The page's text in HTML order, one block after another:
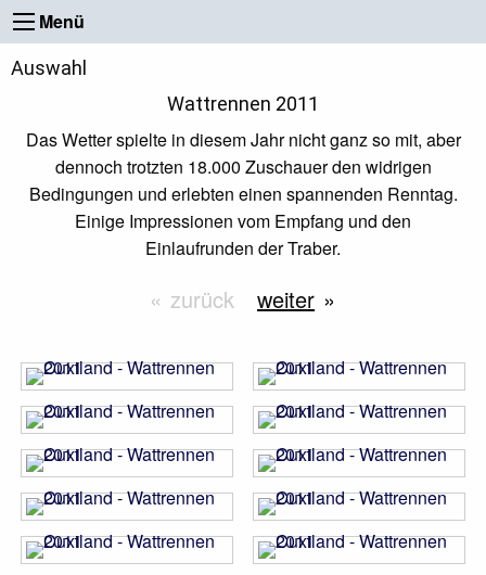
Menü
Auswahl
Wattrennen 2011
Das Wetter spielte in diesem Jahr nicht ganz so mit, aber
dennoch trotzten 18.000 Zuschauer den widrigen
Bedingungen und erlebten einen spannenden Renntag.
Einige Impressionen vom Empfang und den
Einlaufrunden der Traber.
zurück weiter